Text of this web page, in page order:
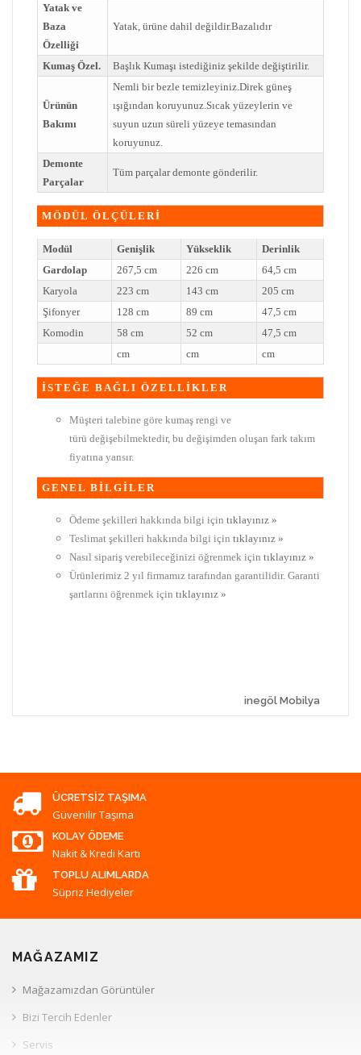
Yatak ve
Baza
Özelliği
Yatak, ürüne dahil değildir.Bazalıdır
Kumaş Özel. Başlık Kumaşı istediğiniz şekilde değiştirilir.
Ürünün
Bakımı
Nemli bir bezle temizleyiniz.Direk güneş
ışığından koruyunuz.Sıcak yüzeylerin ve
suyun uzun süreli yüzeye temasından
koruyunuz.
Demonte
Parçalar
Tüm parçalar demonte gönderilir.
MÖDÜL ÖLÇÜLERİ
Modül Genişlik Yükseklik
Derinlik
Gardolap
267,5 cm 226 cm
64,5 cm
Karyola
223 cm 143 cm
205 cm
Şifonyer
128 cm 89 cm
47,5 cm
Komodin
58 cm 52 cm
47,5 cm
cm
cm cm
İSTEĞE BAĞLI ÖZELLİKLER
Müşteri talebine göre kumaş rengi ve
türü değişebilmektedir, bu değişimden oluşan fark takım
fiyatına yansır.
GENEL BİLGİLER
Ödeme şekilleri hakkında bilgi için tıklayınız »
Teslimat şekilleri hakkında bilgi için tıklayınız »
Nasıl sipariş verebileceğinizi öğrenmek için tıklayınız »
Ürünlerimiz 2 yıl firmamız tarafından garantilidir. Garanti
şartlarını öğrenmek için tıklayınız »
inegöl Mobilya
ÜCRETSIZ TAŞIMA
Güvenilir Taşıma
KOLAY ÖDEME
Nakit & Kredi Kartı
TOPLU ALIMLARDA
Süpriz Hediyeler
MAĞAZAMIZ
Mağazamızdan Görüntüler
Bizi Tercih Edenler
Servis